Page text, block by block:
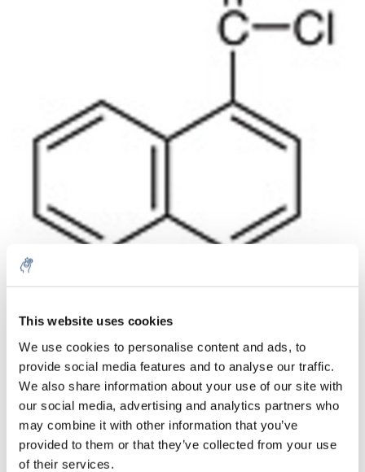
This website uses cookies
We use cookies to personalise content and ads, to
provide social media features and to analyse our traffic.
We also share information about your use of our site with
our social media, advertising and analytics partners who
may combine it with other information that you’ve
provided to them or that they’ve collected from your use
of their services.
1 Stück exkl. MwSt.
€96,84
Inkl. MwSt.
Zum Warenkorb hinzufügen
Informationen